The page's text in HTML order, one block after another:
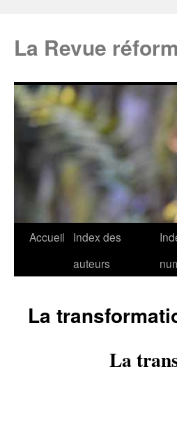
La Revue
Accueil
Index des
auteurs
La
La